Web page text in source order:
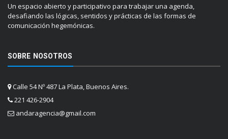
Un espacio abierto y participativo para trabajar una agenda,
desafiando las lógicas, sentidos y prácticas de las formas de
comunicación hegemónicas.
SOBRE NOSOTROS
Calle 54 Nº 487 La Plata, Buenos Aires.
221 426-2904
andaragencia@gmail.com